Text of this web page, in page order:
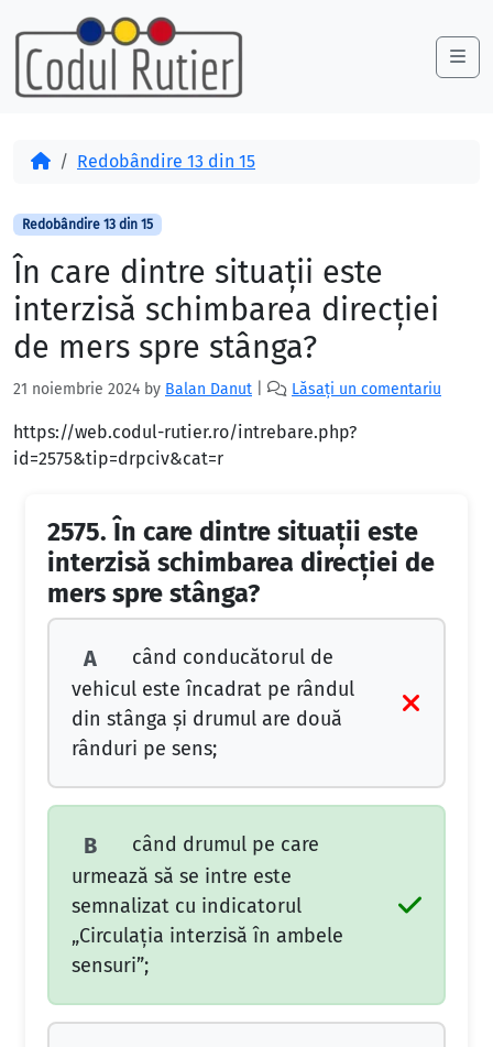
Skip to content
Skip to footer
AcasăRedobândire 13 din 15
Redobândire 13 din 15
În care dintre situaţii este
interzisă schimbarea direcţiei
de mers spre stânga?
21 noiembrie 2024 by Balan Danut Lăsați un comentariu
https://web.codul-rutier.ro/intrebare.php?
id=2575&tip=drpciv&cat=r
2575. În care dintre situaţii este
interzisă schimbarea direcţiei de
mers spre stânga?
A
când conducătorul de
vehicul este încadrat pe rândul
din stânga şi drumul are două
rânduri pe sens;
B
când drumul pe care
urmează să se intre este
semnalizat cu indicatorul
„Circulaţia interzisă în ambele
sensuri”;